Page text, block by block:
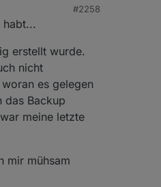
#2258
erstellt wurde.
nicht
es gelegen
das Backup
meine letzte
mir mühsam